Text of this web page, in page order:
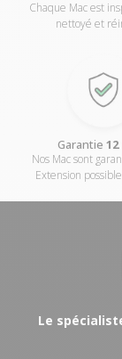
Chaque Mac est
nettoyé et
Garantie
Nos Mac sont
Extension
Le